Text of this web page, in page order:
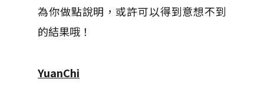
為你做點說明，或許可以得到意想不到
的結果哦！
YuanChi